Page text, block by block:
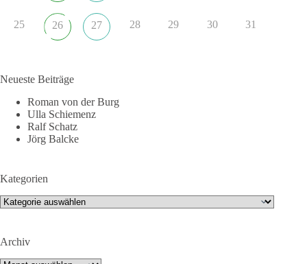
25 26 27 28 29 30 31
Neueste Beiträge
Roman von der Burg
Ulla Schiemenz
Ralf Schatz
Jörg Balcke
Kategorien
Kategorien
Archiv